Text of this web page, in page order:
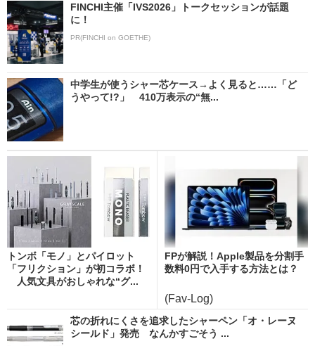
FINCHI主催「IVS2026」トークセッションが話題
に！
PR(FINCHI on GOETHE)
中学生が使うシャー芯ケース→よく見ると……「ど
うやって!?」 410万表示の“無...
トンボ「モノ」とパイロット
「フリクション」が初コラボ！
人気文具がおしゃれな“グ...
FPが解説！Apple製品を分割手
数料0円で入手する方法とは？
(Fav-Log)
芯の折れにくさを追求したシャーペン「オ・レーヌ
シールド」発売 なんかすごそう ...